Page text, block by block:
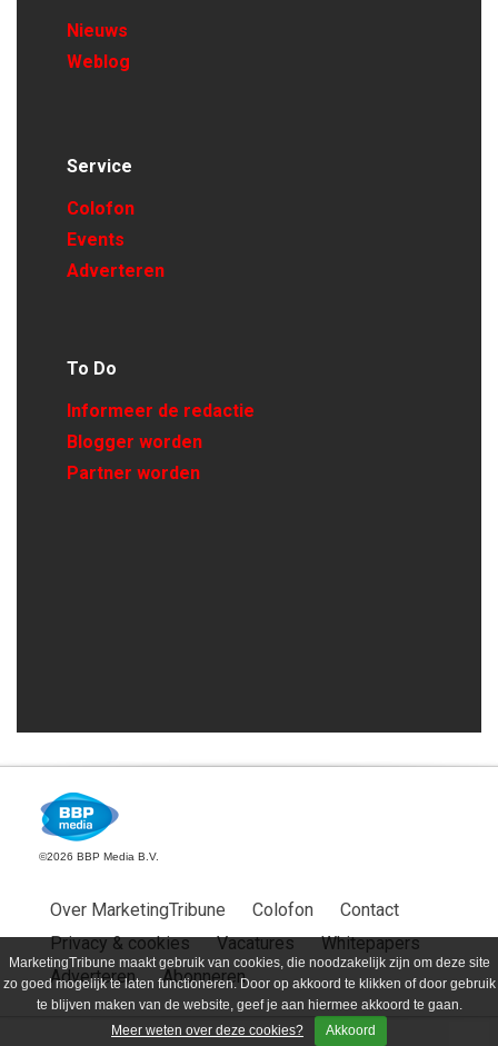
MarketingTribune maakt gebruik van cookies, die noodzakelijk zijn om deze site
zo goed mogelijk te laten functioneren. Door op akkoord te klikken of door gebruik
te blijven maken van de website, geef je aan hiermee akkoord te gaan.
Meer weten over deze cookies?
Akkoord
Nieuws
Weblog
Service
Colofon
Events
Adverteren
To Do
Informeer de redactie
Blogger worden
Partner worden
©2026 BBP Media B.V.
Over MarketingTribune Colofon
Contact
Privacy & cookies
Vacatures
Whitepapers
Adverteren
Abonneren